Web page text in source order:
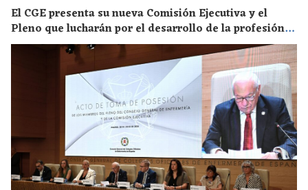
El CGE presenta su nueva Comisión Ejecutiva y el
Pleno que lucharán por el desarrollo de la profesión
en los próximos años